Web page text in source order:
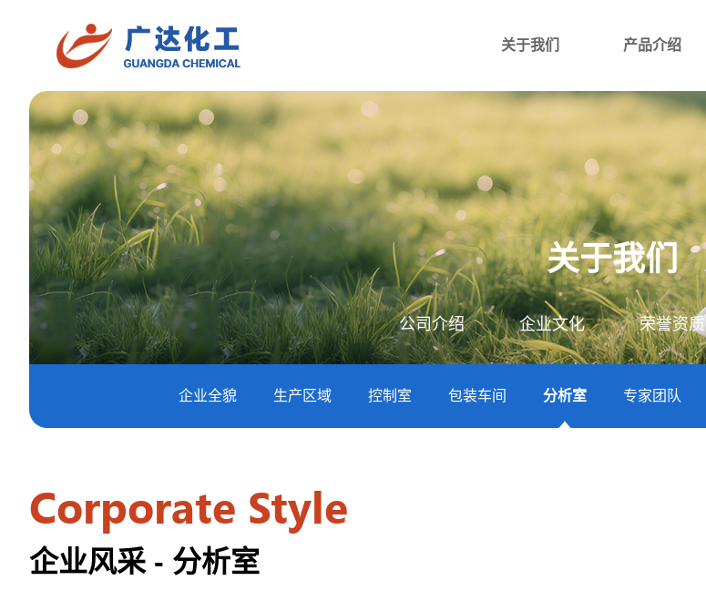
关于我们 产品介绍
关于我们
公司介绍 企业文化 荣誉资质
企业全貌 生产区域 控制室 包装车间 分析室 专家团队
Corporate Style
企业风采 - 分析室